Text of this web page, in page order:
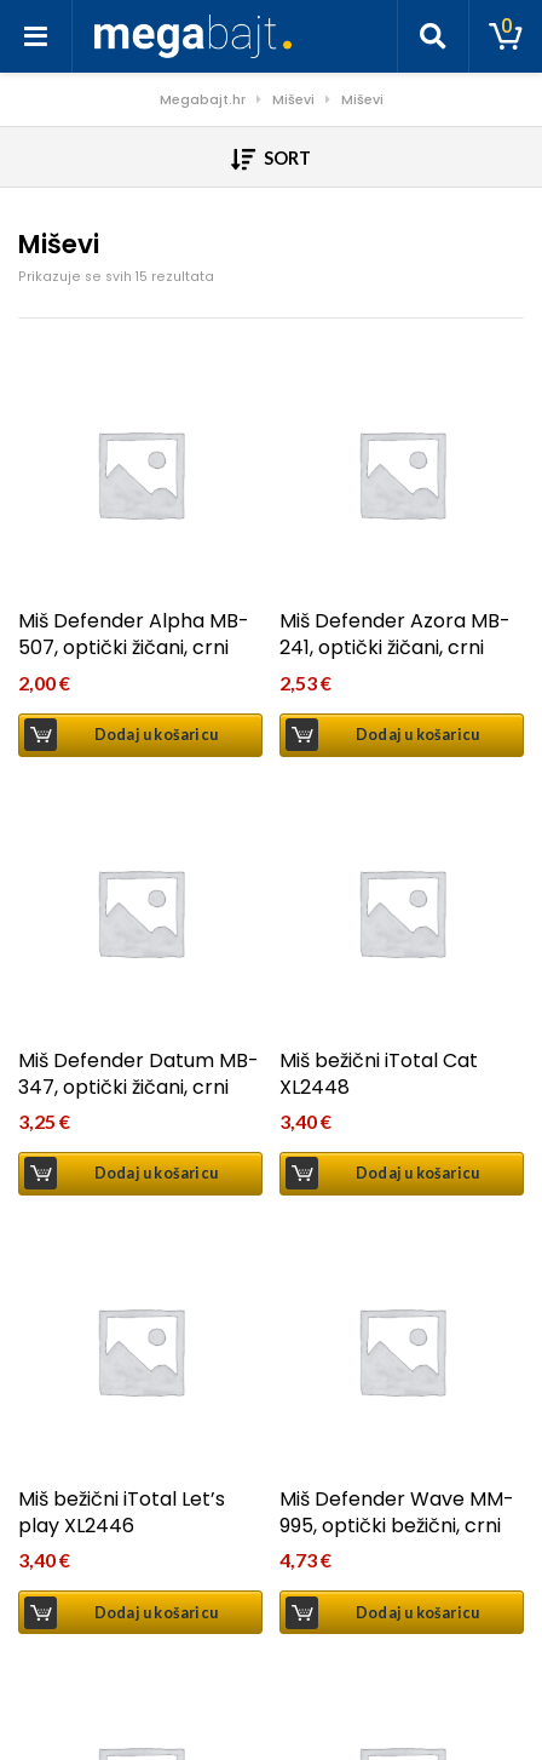
0
Megabajt.hr Miševi Miševi
SORT
Miševi
Prikazuje se svih 15 rezultata
Miš Defender Alpha MB-
507, optički žičani, crni
2,00€
Dodaj u košaricu
Miš Defender Azora MB-
241, optički žičani, crni
2,53€
Dodaj u košaricu
Miš Defender Datum MB-
347, optički žičani, crni
3,25 €
Dodaj u košaricu
Miš bežični iTotal Cat
XL2448
3,40€
Dodaj u košaricu
Miš bežični iTotal Let’s
play XL2446
3,40€
Dodaj u košaricu
Miš Defender Wave MM-
995, optički bežični, crni
4,73€
Dodaj u košaricu